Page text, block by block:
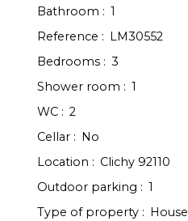
Bathroom : 1
Reference :
LM30552
Bedrooms : 3
Shower room : 1
WC : 2
Cellar :
No
Location : Clichy 92110
Outdoor parking : 1
Type of property :
House